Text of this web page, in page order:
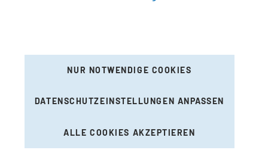
NUR NOTWENDIGE COOKIES
DATENSCHUTZEINSTELLUNGEN ANPASSEN
ALLE COOKIES AKZEPTIEREN